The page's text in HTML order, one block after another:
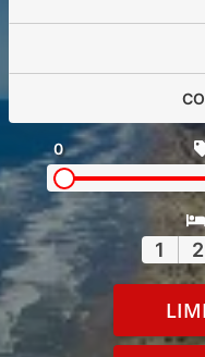
0
1 2